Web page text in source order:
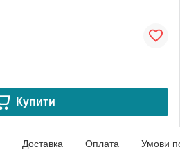
Купити
Доставка Оплата Умови